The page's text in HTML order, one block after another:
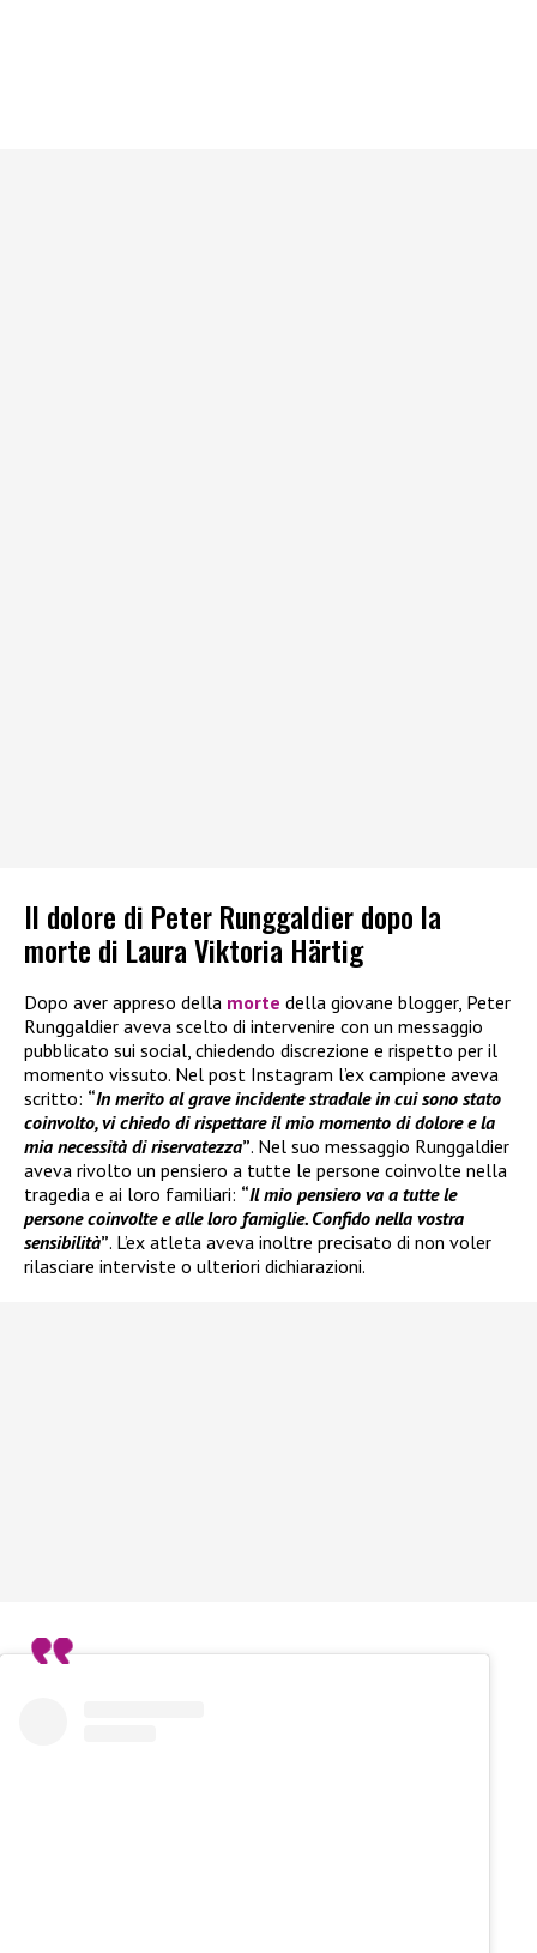
Il dolore di Peter Runggaldier dopo la
morte di Laura Viktoria Härtig
Dopo aver appreso della morte della giovane blogger, Peter
Runggaldier aveva scelto di intervenire con un messaggio
pubblicato sui social, chiedendo discrezione e rispetto per il
momento vissuto. Nel post Instagram l’ex campione aveva
scritto: “In merito al grave incidente stradale in cui sono stato
coinvolto, vi chiedo di rispettare il mio momento di dolore e la
mia necessità di riservatezza”. Nel suo messaggio Runggaldier
aveva rivolto un pensiero a tutte le persone coinvolte nella
tragedia e ai loro familiari: “Il mio pensiero va a tutte le
persone coinvolte e alle loro famiglie. Confido nella vostra
sensibilità”. L’ex atleta aveva inoltre precisato di non voler
rilasciare interviste o ulteriori dichiarazioni.